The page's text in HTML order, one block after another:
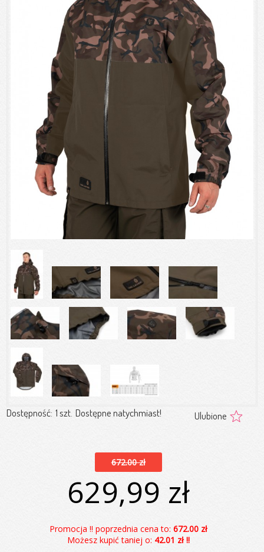
Dostępność: 1 szt. Dostępne natychmiast! Ulubione
672.00 zł
629,99 zł
Promocja !! poprzednia cena to: 672.00 zł
Możesz kupić taniej o: 42.01 zł !!